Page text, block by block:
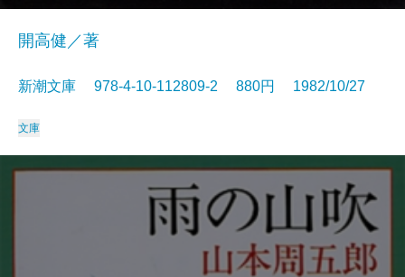
開高健／著
新潮文庫 978-4-10-112809-2 880円 1982/10/27
文庫